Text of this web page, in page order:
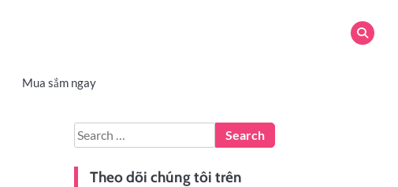
Mua sắm ngay
Theo dõi chúng tôi trên